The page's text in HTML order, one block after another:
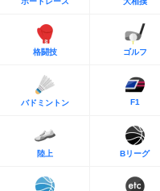
格闘技 ゴルフ
バドミントン F1
陸上 Bリーグ